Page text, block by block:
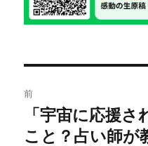
稿
ナ
前
前
の
「宇宙に応援
こと？占い師が